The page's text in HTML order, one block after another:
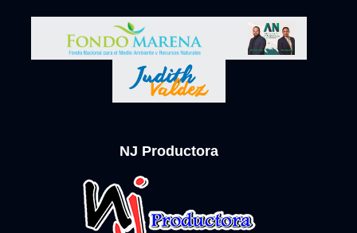
NJ Productora